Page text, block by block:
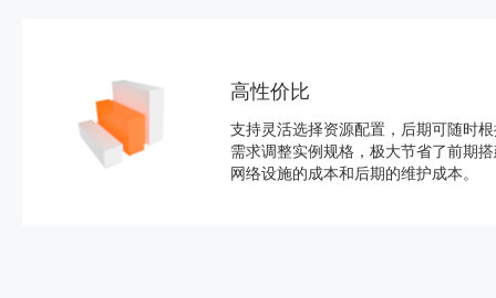
高性价比
支持灵活选择资源配置，后期可随时
需求调整实例规格，极大节省了前期
网络设施的成本和后期的维护成本。